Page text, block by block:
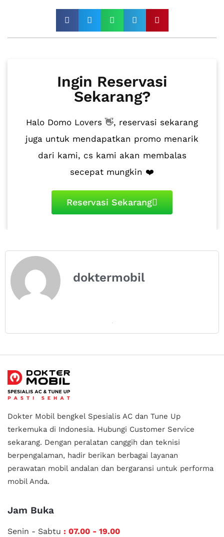
Ingin Reservasi
Sekarang?
Halo Domo Lovers 👋, reservasi sekarang
juga untuk mendapatkan promo menarik
dari kami, cs kami akan membalas
secepat mungkin ❤️
Reservasi Sekarang
doktermobil
Dokter Mobil bengkel Spesialis AC dan Tune Up
terkemuka di Indonesia. Hubungi Customer Service
sekarang. Dengan peralatan canggih dan teknisi
berpengalaman, hadir berikan berbagai layanan
perawatan mobil andalan dan bergaransi untuk performa
mobil Anda.
Jam Buka
Senin - Sabtu : 07.00 - 19.00